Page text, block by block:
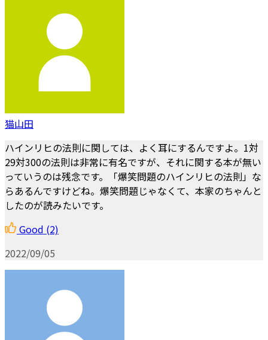
猫山田
ハインリヒの法則に関しては、よく耳にするんですよ。1対
29対300の法則は非常に有名ですが、それに関する本が無い
っていうのは残念です。「爆笑問題のハインリヒの法則」な
らあるんですけどね。爆笑問題じゃなくて、本家のちゃんと
したのが読みたいです。
Good (2)
2022/09/05